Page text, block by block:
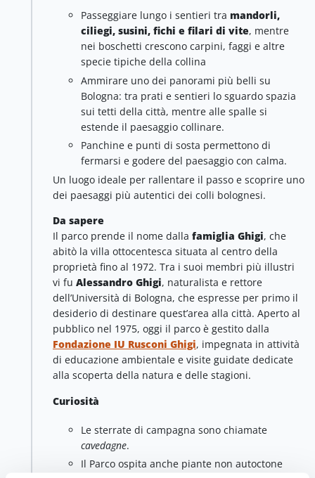
Passeggiare lungo i sentieri tra mandorli,
ciliegi, susini, fichi e filari di vite, mentre
nei boschetti crescono carpini, faggi e altre
specie tipiche della collina
Ammirare uno dei panorami più belli su
Bologna: tra prati e sentieri lo sguardo spazia
sui tetti della città, mentre alle spalle si
estende il paesaggio collinare.
Panchine e punti di sosta permettono di
fermarsi e godere del paesaggio con calma.
Un luogo ideale per rallentare il passo e scoprire uno
dei paesaggi più autentici dei colli bolognesi.
Da sapere
Il parco prende il nome dalla famiglia Ghigi, che
abitò la villa ottocentesca situata al centro della
proprietà fino al 1972. Tra i suoi membri più illustri
vi fu Alessandro Ghigi, naturalista e rettore
dell’Università di Bologna, che espresse per primo il
desiderio di destinare quest’area alla città. Aperto al
pubblico nel 1975, oggi il parco è gestito dalla
Fondazione IU Rusconi Ghigi, impegnata in attività
di educazione ambientale e visite guidate dedicate
alla scoperta della natura e delle stagioni.
Curiosità
Le sterrate di campagna sono chiamate
cavedagne.
Il Parco ospita anche piante non autoctone